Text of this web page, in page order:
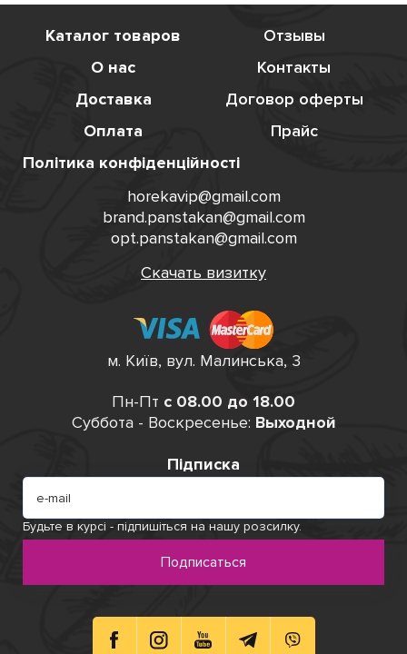
Пн-Пт с 08.00 до 18.00
Суббота - Воскресенье: Выходной
Підписка
Будьте в курсі - підпишіться на нашу розсилку.
Подписаться
Каталог товаров
Отзывы
О нас
Контакты
Доставка
Договор оферты
Оплата
Прайс
Політика конфіденційності
horekavip@gmail.com
brand.panstakan@gmail.com
opt.panstakan@gmail.com
Скачать визитку
м. Київ, вул. Малинська, 3